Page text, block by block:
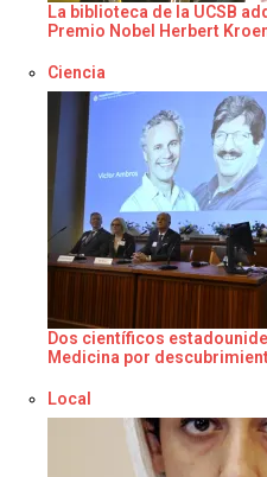
La biblioteca de la UCSB
Premio Nobel Herbert
Respecto a
Ciencia
Dos científicos
Medicina por
Respecto a
Local